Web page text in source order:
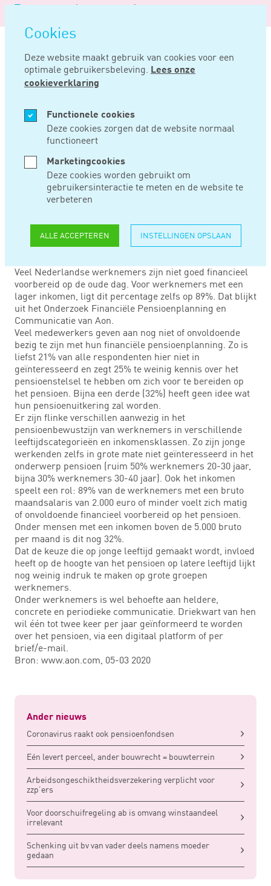
overslaan
Cookies
Deze website maakt gebruik van cookies voor een
optimale gebruikersbeleving. Lees onze
cookieverklaring
Functionele cookies
Deze cookies zorgen dat de website normaal
functioneert
Marketingcookies
Deze cookies worden gebruikt om
gebruikersinteractie te meten en de website te
verbeteren
ALLE ACCEPTEREN INSTELLINGEN OPSLAAN
Logo
Noord
Negentig
Home Nieuws
MRT 12, 2020
NEDERLANDSE
WERKNEMERS
WETEN WEINIG VAN
PENSIOEN
Veel Nederlandse werknemers zijn niet goed financieel
voorbereid op de oude dag. Voor werknemers met een
lager inkomen, ligt dit percentage zelfs op 89%. Dat blijkt
uit het Onderzoek Financiële Pensioenplanning en
Communicatie van Aon.
Veel medewerkers geven aan nog niet of onvoldoende
bezig te zijn met hun financiële pensioenplanning. Zo is
liefst 21% van alle respondenten hier niet in
geïnteresseerd en zegt 25% te weinig kennis over het
pensioenstelsel te hebben om zich voor te bereiden op
het pensioen. Bijna een derde (32%) heeft geen idee wat
hun pensioenuitkering zal worden.
Er zijn flinke verschillen aanwezig in het
pensioenbewustzijn van werknemers in verschillende
leeftijdscategorieën en inkomensklassen. Zo zijn jonge
werkenden zelfs in grote mate niet geïnteresseerd in het
onderwerp pensioen (ruim 50% werknemers 20-30 jaar,
bijna 30% werknemers 30-40 jaar). Ook het inkomen
speelt een rol: 89% van de werknemers met een bruto
maandsalaris van 2.000 euro of minder voelt zich matig
of onvoldoende financieel voorbereid op het pensioen.
Onder mensen met een inkomen boven de 5.000 bruto
per maand is dit nog 32%.
Dat de keuze die op jonge leeftijd gemaakt wordt, invloed
heeft op de hoogte van het pensioen op latere leeftijd lijkt
nog weinig indruk te maken op grote groepen
werknemers.
Onder werknemers is wel behoefte aan heldere,
concrete en periodieke communicatie. Driekwart van hen
wil één tot twee keer per jaar geïnformeerd te worden
over het pensioen, via een digitaal platform of per
brief/e-mail.
Bron: www.aon.com, 05-03 2020
Ander nieuws
Coronavirus raakt ook pensioenfondsen
Eén levert perceel, ander bouwrecht = bouwterrein
Arbeidsongeschiktheidsverzekering verplicht voor
zzp’ers
Voor doorschuifregeling ab is omvang winstaandeel
irrelevant
Schenking uit bv van vader deels namens moeder
gedaan